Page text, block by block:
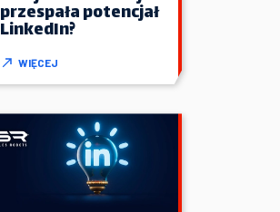
przespała potencjał
LinkedIn?
WIĘCEJ